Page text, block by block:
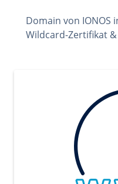
Domain von IONOS
Wildcard-Zertifikat